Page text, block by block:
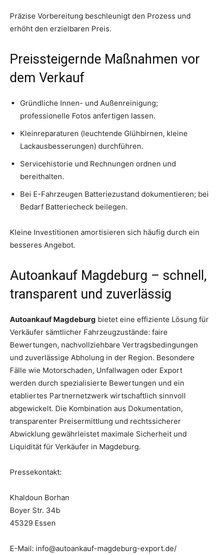
Präzise Vorbereitung beschleunigt den Prozess und
erhöht den erzielbaren Preis.
Preissteigernde Maßnahmen vor
dem Verkauf
Gründliche Innen- und Außenreinigung;
professionelle Fotos anfertigen lassen.
Kleinreparaturen (leuchtende Glühbirnen, kleine
Lackausbesserungen) durchführen.
Servicehistorie und Rechnungen ordnen und
bereithalten.
Bei E-Fahrzeugen Batteriezustand dokumentieren; bei
Bedarf Batteriecheck beilegen.
Kleine Investitionen amortisieren sich häufig durch ein
besseres Angebot.
Autoankauf Magdeburg – schnell,
transparent und zuverlässig
Autoankauf Magdeburg bietet eine effiziente Lösung für
Verkäufer sämtlicher Fahrzeugzustände: faire
Bewertungen, nachvollziehbare Vertragsbedingungen
und zuverlässige Abholung in der Region. Besondere
Fälle wie Motorschaden, Unfallwagen oder Export
werden durch spezialisierte Bewertungen und ein
etabliertes Partnernetzwerk wirtschaftlich sinnvoll
abgewickelt. Die Kombination aus Dokumentation,
transparenter Preisermittlung und rechtssicherer
Abwicklung gewährleistet maximale Sicherheit und
Liquidität für Verkäufer in Magdeburg.
Pressekontakt:
Khaldoun Borhan
Boyer Str. 34b
45329 Essen
E-Mail: info@autoankauf-magdeburg-export.de/